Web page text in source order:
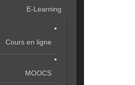
E-Learning
Cours en ligne
MOOCS